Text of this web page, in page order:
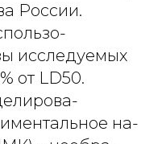
России.
исследуемых
от LD50.
на-